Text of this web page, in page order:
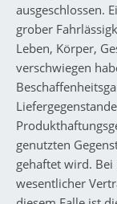
ausgeschlossen.
grober
Leben, Körper,
verschwiegen
genutzten
gehaftet wird.
wesentlicher